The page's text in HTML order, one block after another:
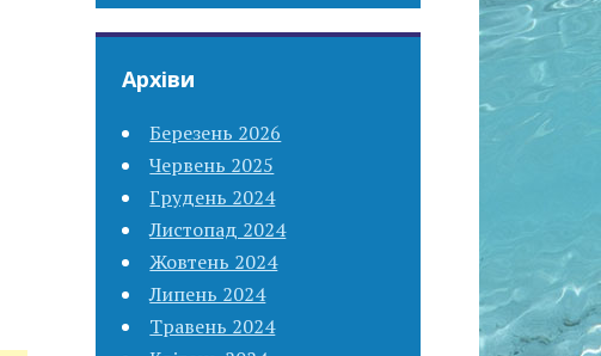
Архіви
Березень 2026
Червень 2025
Грудень 2024
Листопад 2024
Жовтень 2024
Липень 2024
Травень 2024